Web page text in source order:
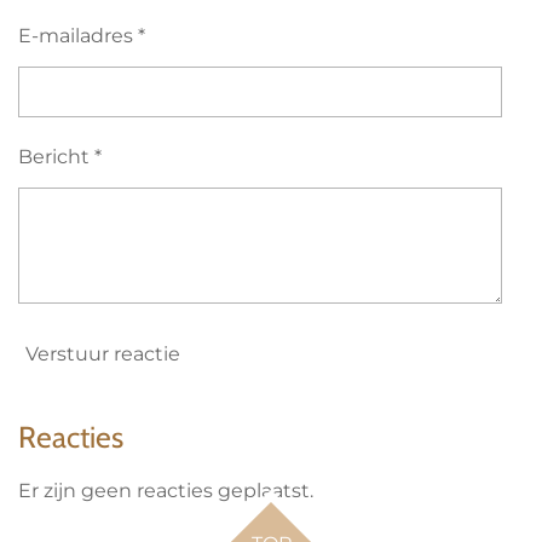
E-mailadres *
Bericht *
Verstuur reactie
Reacties
Er zijn geen reacties geplaatst.